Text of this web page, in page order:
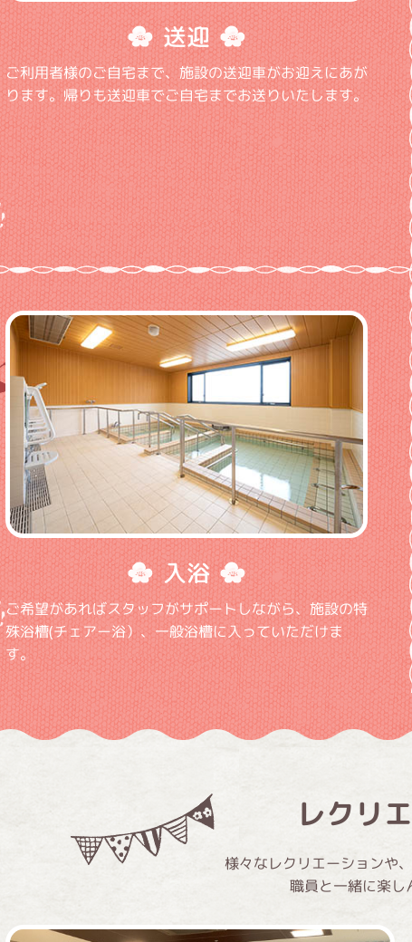
送迎
ご利用者様のご自宅まで、施設の送迎車がお迎えにあが
ります。帰りも送迎車でご自宅までお送りいたします。
入浴
ご希望があればスタッフがサポートしながら、施設の特
殊浴槽(チェアー浴）、一般浴槽に入っていただけま
す。
レクリ
様々なレクリエーションや
職員と一緒に楽し